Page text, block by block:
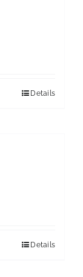
Details
Details